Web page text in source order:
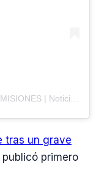
Una publicación compartida de AGENCIA MISIONES | Noticias (@agenciamisiones.uno)
tras un grave
publicó primero